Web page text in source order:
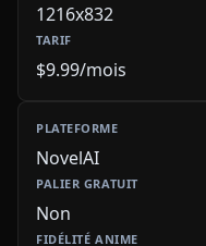
1216x832
$9.99/mois
NovelAI
Non